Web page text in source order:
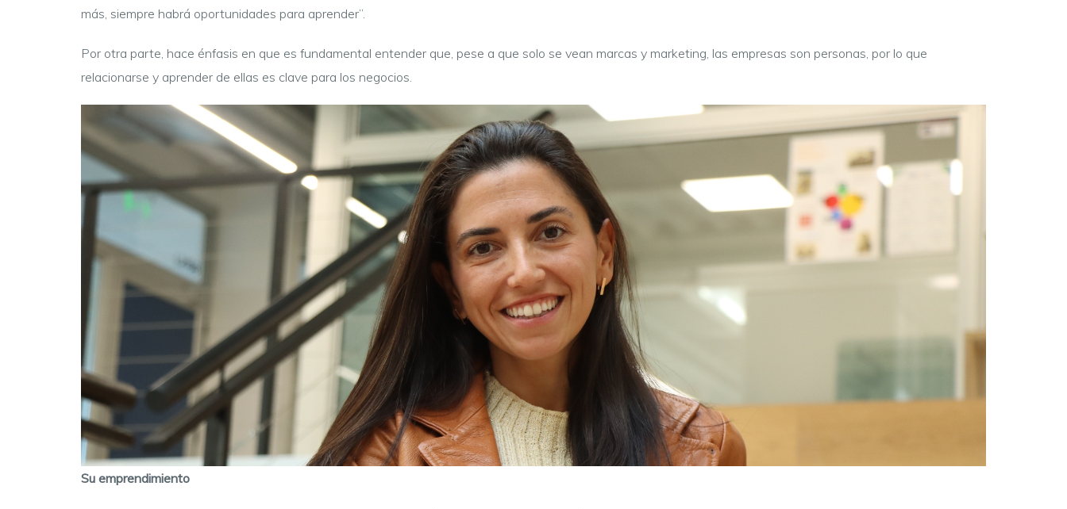
más, siempre habrá oportunidades para aprender”.
Por otra parte, hace énfasis en que es fundamental entender que, pese a que solo se vean marcas y marketing, las empresas son personas, por lo que
relacionarse y aprender de ellas es clave para los negocios.
Su emprendimiento